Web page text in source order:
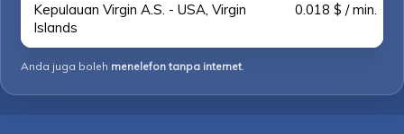
Kepulauan Virgin A.S. - USA, Virgin
Islands
0.018 $ / min.
Anda juga boleh menelefon tanpa internet.